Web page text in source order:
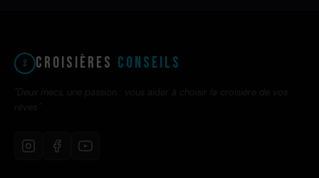
Croisières Conseils
"Deux mecs, une passion : vous aider à choisir la croisière de vos
rêves."